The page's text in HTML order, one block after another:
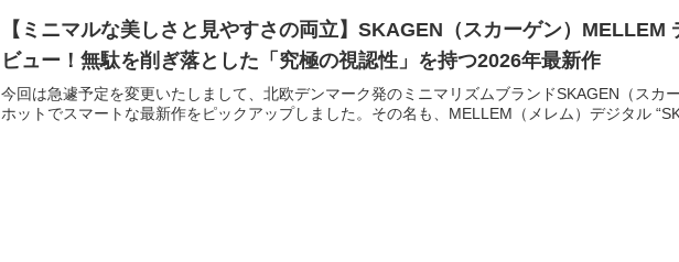
【ミニマルな美しさと見やすさの両立】SKAGEN（スカーゲン）MELLEM
ビュー！無駄を削ぎ落とした「究極の視認性」を持つ2026年最新作
今回は急遽予定を変更いたしまして、北欧デンマーク発のミニマリズムブランドSKAGEN（スカ
ホットでスマートな最新作をピックアップしました。その名も、MELLEM（メレム）デジタル